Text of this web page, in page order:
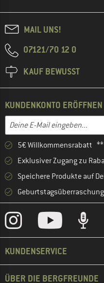
MAIL UNS!
07121/70 12 0
KAUF BEWUSST
KUNDENKONTO ERÖFFNEN
E-Mail-Adresse
Gib hier deine E-Mail-
5€ Willkommensrabatt **
Exklusiver Zugang zu
Speichere Produkte auf
Geburtstagsüberraschung
KUNDENSERVICE
ÜBER DIE BERGFREUNDE